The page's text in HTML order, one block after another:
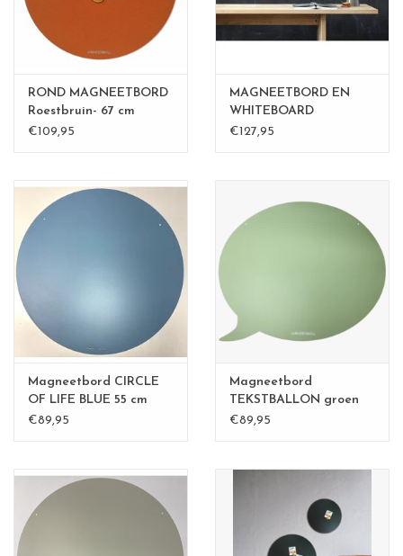
ROND MAGNEETBORD
Roestbruin- 67 cm
€109,95
MAGNEETBORD EN
WHITEBOARD
TEKSTBALLON LARGE
€127,95
Magneetbord CIRCLE
OF LIFE BLUE 55 cm
€89,95
Magneetbord
TEKSTBALLON groen
€89,95